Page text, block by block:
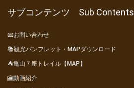
サブコンテンツ Sub Contents
📧お問い合わせ
📚観光パンフレット・MAPダウンロード
⛺亀山７座トレイル【MAP】
🎦動画紹介